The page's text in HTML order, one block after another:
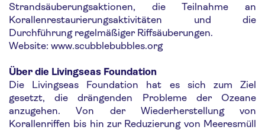
Strandsäuberungsaktionen, die Teilnahme an
Korallenrestaurierungsaktivitäten und die
Durchführung regelmäßiger Riffsäuberungen.
Website: www.scubblebubbles.org
Über die Livingseas Foundation
Die Livingseas Foundation hat es sich zum Ziel
gesetzt, die drängenden Probleme der Ozeane
anzugehen. Von der Wiederherstellung von
Korallenriffen bis hin zur Reduzierung von Meeresmüll